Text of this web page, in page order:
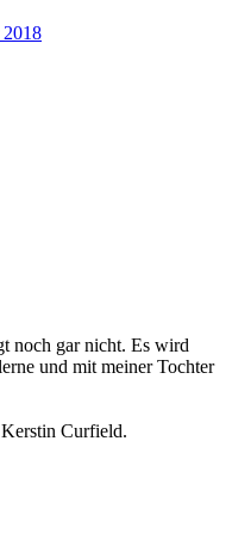
2018
noch gar nicht. Es wird
und mit meiner Tochter
Curfield.